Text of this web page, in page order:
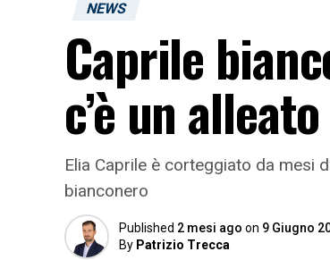
NEWS
Caprile
c’è un alleato
Elia Caprile è corteggiato da mesi
bianconero
Published 2 mesi ago on 9 Giugno
By Patrizio Trecca